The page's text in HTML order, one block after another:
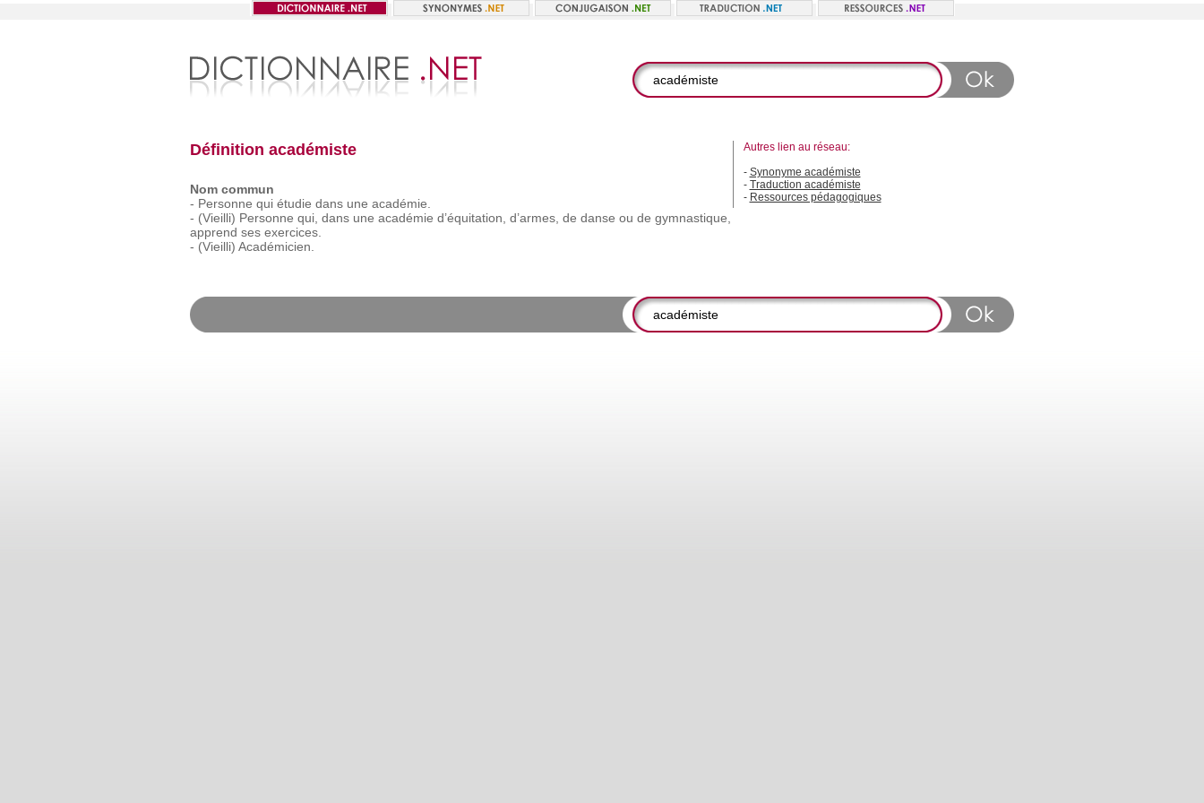
Définition académiste
Nom commun
- Personne qui étudie dans une académie.
- (Vieilli) Personne qui, dans une académie d’équitation, d’armes, de danse ou de gymnastique,
apprend ses exercices.
- (Vieilli) Académicien.
Autres lien au réseau:
- Synonyme académiste
- Traduction académiste
- Ressources pédagogiques